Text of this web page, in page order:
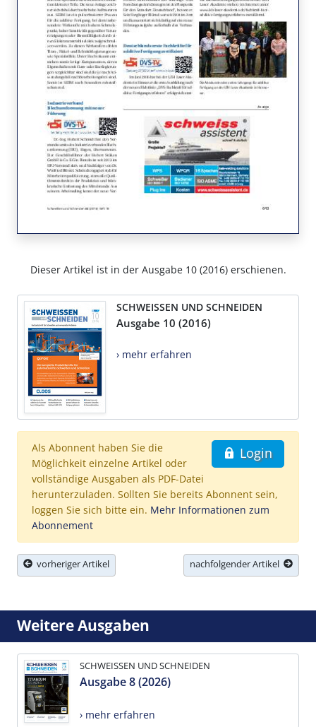
Dieser Artikel ist in der Ausgabe 10 (2016) erschienen.
SCHWEISSEN UND SCHNEIDEN
Ausgabe 10 (2016)
› mehr erfahren
Login
Als Abonnent haben Sie die
Möglichkeit einzelne Artikel oder
vollständige Ausgaben als PDF-Datei
herunterzuladen. Sollten Sie bereits Abonnent sein,
loggen Sie sich bitte ein. Mehr Informationen zum
Abonnement
vorheriger Artikel nachfolgender Artikel
Weitere Ausgaben
SCHWEISSEN UND SCHNEIDEN
Ausgabe 8 (2026)
› mehr erfahren